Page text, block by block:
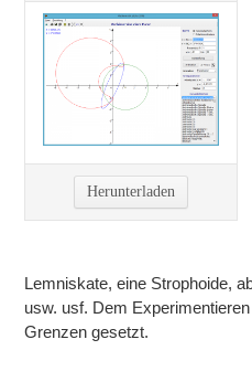
Herunterladen
Lemniskate, eine Strophoide,
usw. usf. Dem
Grenzen gesetzt.